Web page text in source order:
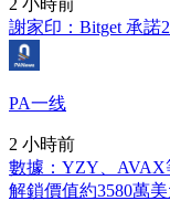
謝家印：Bitget 承諾
PA一线
2 小時前
數據：YZY、AVAX
解鎖價值約3580萬